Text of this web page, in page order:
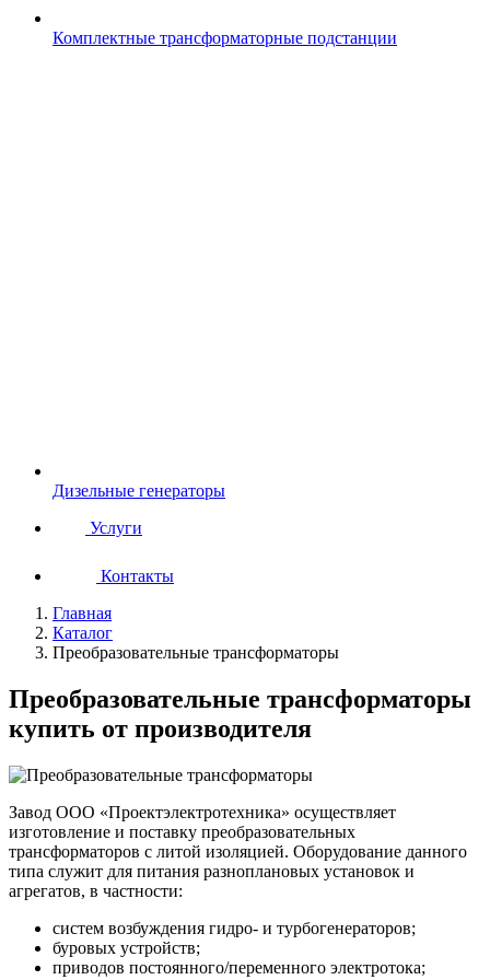
Комплектные трансформаторные подстанции
Дизельные генераторы
Услуги
Контакты
Главная
Каталог
Преобразовательные трансформаторы
Преобразовательные трансформаторы
купить от производителя
Завод ООО «Проектэлектротехника» осуществляет
изготовление и поставку преобразовательных
трансформаторов с литой изоляцией. Оборудование данного
типа служит для питания разноплановых установок и
агрегатов, в частности:
систем возбуждения гидро- и турбогенераторов;
буровых устройств;
приводов постоянного/переменного электротока;